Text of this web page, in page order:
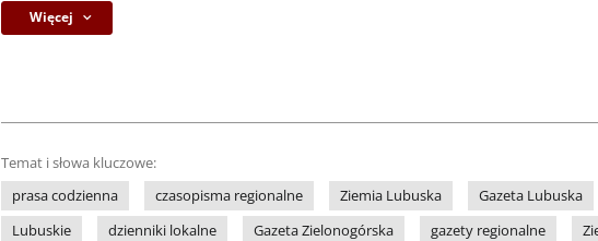
Więcej
Temat i słowa kluczowe:
prasa codzienna
czasopisma regionalne Ziemia Lubuska Gazeta Lubuska
Lubuskie
dzienniki lokalne Gazeta Zielonogórska gazety regionalne